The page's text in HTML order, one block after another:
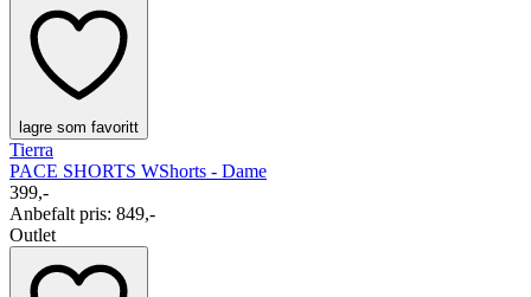
lagre som favoritt
Tierra
PACE SHORTS WShorts - Dame
399,-
Anbefalt pris: 849,-
Outlet